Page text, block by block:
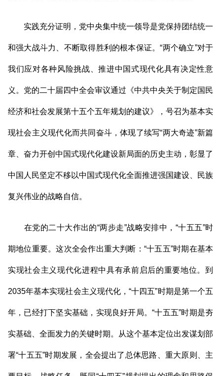
实践充分证明，党中央集中统一领导是党保持团结统一
和强大战斗力、不断取得胜利的根本保证。“两个确立”对于
我们应对各种风险挑战、推进中国式现代化具有决定性意
义。党的二十届四中全会审议通过《中共中央关于制定国民
经济和社会发展第十五个五年规划的建议》，号召为基本实
现社会主义现代化而共同奋斗，体现了续写“两大奇迹”新篇
章、奋力开创中国式现代化建设新局面的历史主动，彰显了
中国人民坚定不移以中国式现代化全面推进强国建设、民族
复兴伟业的战略自信。
在党的二十大作出的“两步走”战略安排中，“十五五”时
期地位重要。这次全会作出重大判断：“十五五”时期在基本
实现社会主义现代化进程中具有承前启后的重要地位。到
2035年基本实现社会主义现代化，“十四五”时期是第一个五
年，已经打下坚实基础，实现良好开局。“十五五”时期是夯
实基础、全面发力的关键时期。从这个基本定位出发谋划部
署“十五五”时期发展，全会提出了总体思路、重大原则、主